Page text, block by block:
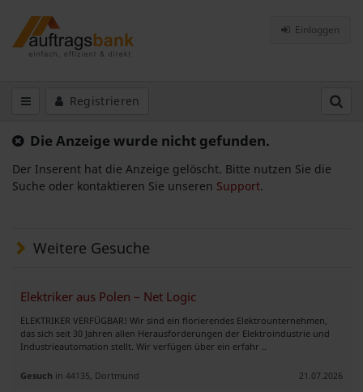
Einloggen
Registrieren
Die Anzeige wurde nicht gefunden.
Der Inserent hat die Anzeige gelöscht. Bitte nutzen Sie die
Suche oder kontaktieren Sie unseren Support.
Weitere Gesuche
Elektriker aus Polen – Net Logic
ELEKTRIKER VERFÜGBAR! Wir sind ein florierendes Elektrounternehmen,
das sich seit 30 Jahren allen Herausforderungen der Elektroindustrie und
Industrieautomation stellt. Wir verfügen über ein erfahr ..
Gesuch in 44135, Dortmund 21.07.2026